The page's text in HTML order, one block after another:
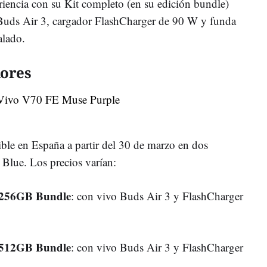
con su Kit completo (en su edición bundle)
Air 3, cargador FlashCharger de 90 W y funda
en España a partir del 30 de marzo en dos
Los precios varían:
Bundle: con vivo Buds Air 3 y FlashCharger
Bundle: con vivo Buds Air 3 y FlashCharger